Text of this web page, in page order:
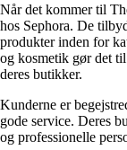
Når det kommer til
hos Sephora. De
produkter inden for
og kosmetik gør det
deres butikker.
Kunderne er
gode service. Deres
og professionelle